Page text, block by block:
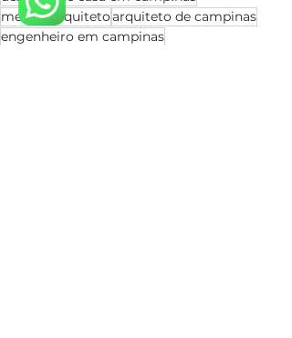
melhor arquitetoarquiteto de campinas
engenheiro em campinas